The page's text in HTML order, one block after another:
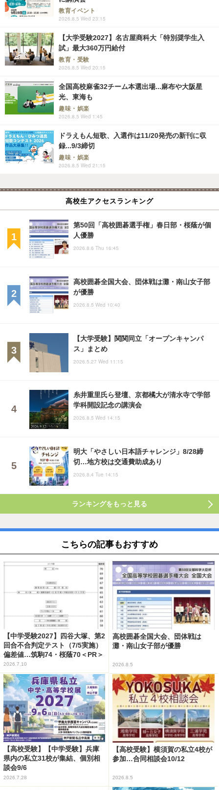
教育イベント
2026.8.5 Wed 23:15
【大学受験2027】名古屋商科大「特別奨学生入
試」最大360万円給付
教育・受験
2026.8.5 Wed 20:15
全国高校麻雀32チーム本選出場...麻布や大阪星
光、東海も
趣味・娯楽
2026.8.5 Wed 1:45
ドラえもん短歌、入選作は11/20発売の新刊に収
録...9/3締切
趣味・娯楽
2026.8.5 Wed 21:15
高校生アクセスランキング
第50回「高校囲碁選手権」春日部・桜蔭が個
人優勝
2026.8.6 Thu 16:45
高校囲碁全国大会、団体戦は灘・南山女子部
が優勝
2026.8.5 Wed 10:40
【大学受験】関関同立「オープンキャンパ
ス」まとめ
2026.5.27 Wed 11:15
糸井重里氏ら登壇、京都橘大が清水寺で学部
学科開設記念の講演会
2026.8.5 Wed 14:15
明大「やさしい日本語チャレンジ」8/28締
切…地方校は交通費助成あり
2026.8.4 Tue 14:15
ランキングをもっと見る
こちらの記事もおすすめ
【中学受験2027】四谷大塚、第2
回合不合判定テスト（7/5実施）
偏差値…筑駒74・桜蔭70＜PR＞
2026.7.10
高校囲碁全国大会、団体戦は
灘・南山女子部が優勝
2026.8.5
【高校受験】【中学受験】兵庫
県内の私立31校が集結、個別相
談会9/6
2026.7.28
【高校受験】横須賀の私立4校が
参加…合同相談会10/12
2026.8.5